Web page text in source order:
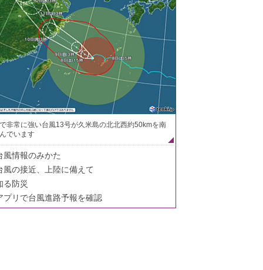
非常に強い台風13号が久米島の北北西約50kmを南
でいます
風情報のみかた
風の接近、上陸に備えて
る防災
プリで台風進路予報を確認